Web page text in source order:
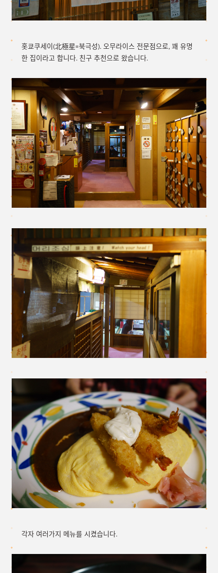
홋쿄쿠세이(北極星=북극성). 오무라이스 전문점으로, 꽤 유명
한 집이라고 합니다. 친구 추천으로 왔습니다.
각자 여러가지 메뉴를 시켰습니다.